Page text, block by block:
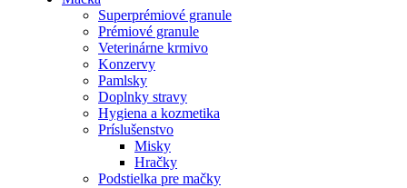
Superprémiové granule
Prémiové granule
Veterinárne krmivo
Konzervy
Pamlsky
Doplnky stravy
Hygiena a kozmetika
Príslušenstvo
Misky
Hračky
Podstielka pre mačky